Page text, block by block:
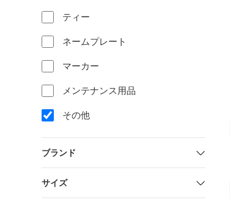
ティー
ネームプレート
マーカー
メンテナンス用品
その他
ブランド
サイズ